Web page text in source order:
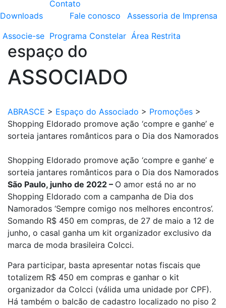
Downloads
Contato
Fale conosco
Assessoria de Imprensa
Associe-se Programa Constelar Área Restrita
espaço do
ASSOCIADO
ABRASCE > Espaço do Associado > Promoções >
Shopping Eldorado promove ação ‘compre e ganhe’ e
sorteia jantares românticos para o Dia dos Namorados
Shopping Eldorado promove ação ‘compre e ganhe’ e
sorteia jantares românticos para o Dia dos Namorados
São Paulo, junho de 2022 – O amor está no ar no
Shopping Eldorado com a campanha de Dia dos
Namorados ‘Sempre comigo nos melhores encontros’.
Somando R$ 450 em compras, de 27 de maio a 12 de
junho, o casal ganha um kit organizador exclusivo da
marca de moda brasileira Colcci.
Para participar, basta apresentar notas fiscais que
totalizem R$ 450 em compras e ganhar o kit
organizador da Colcci (válida uma unidade por CPF).
Há também o balcão de cadastro localizado no piso 2